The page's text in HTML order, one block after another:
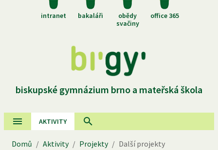
intranet bakaláři
obědy
svačiny
office 365
biskupské gymnázium brno a mateřská škola
AKTIVITY
Domů / Aktivity / Projekty / Další projekty